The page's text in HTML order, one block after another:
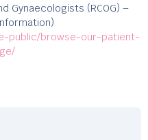
Gynaecologists (RCOG) –
public/browse-our-patient-